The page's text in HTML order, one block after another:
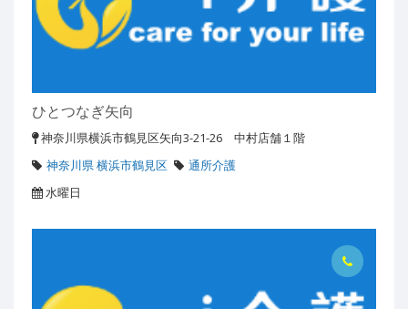
ひとつなぎ矢向
神奈川県横浜市鶴見区矢向3-21-26 中村店舗１階
神奈川県 横浜市鶴見区
通所介護
水曜日